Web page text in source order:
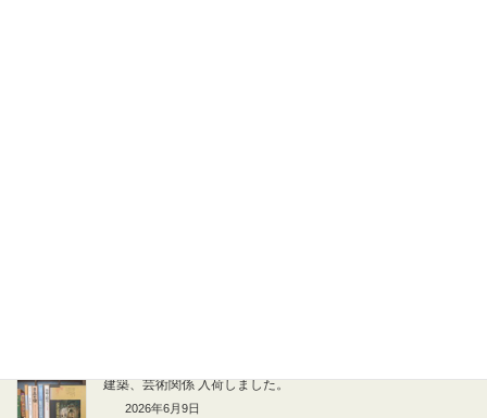
建築、芸術関係 入荷しました。
2026年6月9日